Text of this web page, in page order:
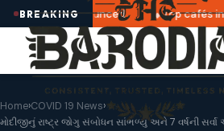
BREAKING
dates announced Top cafés in
Home›COVID 19 News›
મોદીજીનું રાષ્ટ્ર જોગુ સંબોધન સાંભળ્યું અને 7 વર્ષની સર્વા